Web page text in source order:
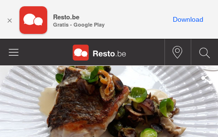
× Resto.be
Gratis - Google Play
Download